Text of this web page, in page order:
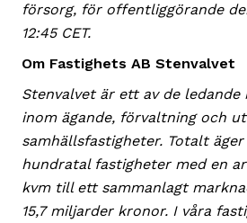
försorg, för offentliggörande
12:45 CET.
Om Fastighets AB Stenvalvet
Stenvalvet är ett av de ledande
inom ägande, förvaltning och
samhällsfastigheter. Totalt
hundratal fastigheter med en
kvm till ett sammanlagt
15,7 miljarder kronor. I våra